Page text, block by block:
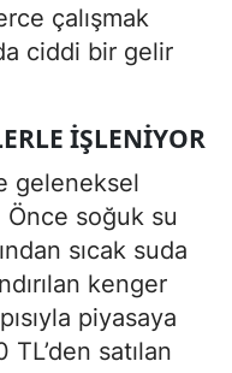
çalışmak
ciddi bir gelir
İŞLENIYOR
geleneksel
soğuk su
sıcak suda
kenger
piyasaya
satılan